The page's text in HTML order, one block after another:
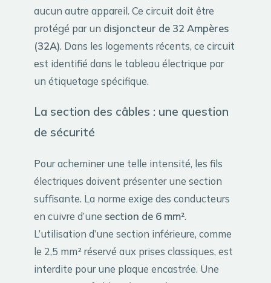
aucun autre appareil. Ce circuit doit être
protégé par un disjoncteur de 32 Ampères
(32A). Dans les logements récents, ce circuit
est identifié dans le tableau électrique par
un étiquetage spécifique.
La section des câbles : une question
de sécurité
Pour acheminer une telle intensité, les fils
électriques doivent présenter une section
suffisante. La norme exige des conducteurs
en cuivre d’une section de 6 mm².
L’utilisation d’une section inférieure, comme
le 2,5 mm² réservé aux prises classiques, est
interdite pour une plaque encastrée. Une